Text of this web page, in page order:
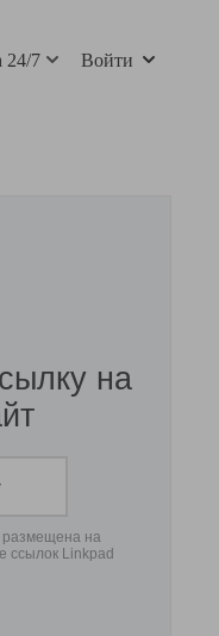
24/7 Войти
на
размещена на
ссылок Linkpad